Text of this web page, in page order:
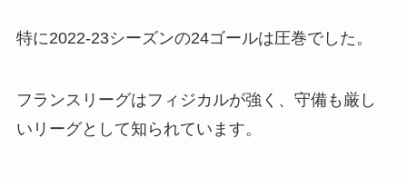
特に2022-23シーズンの24ゴールは圧巻でした。
フランスリーグはフィジカルが強く、守備も厳し
いリーグとして知られています。